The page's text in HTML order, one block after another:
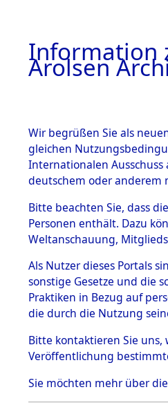
BILD
BESTÄNDE
1.
mente
5. Verschiedenes
5.3
Todesmärsche
5.3.1 Alliierte
Erhebungen
zu
Todesmärsch
en
5.3.2
Information
Arolsen
Wir begrüßen Sie als
gleichen
Internationalen
deutschem oder anderem
Bitte beachten Sie, dass
Personen enthält. Dazu
Weltanschauung,
Als Nutzer dieses Portals
sonstige Gesetze und die
Praktiken in Bezug auf
die durch die Nutzung
Bitte kontaktieren Sie uns,
Veröffentlichung
Sie möchten mehr über